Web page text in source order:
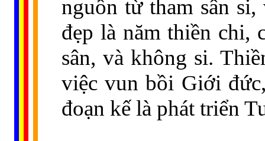
nguồn từ tham sân
đẹp là năm thiền chi,
sân, và không si.
việc vun bồi Giới
đoạn kế là phát triển